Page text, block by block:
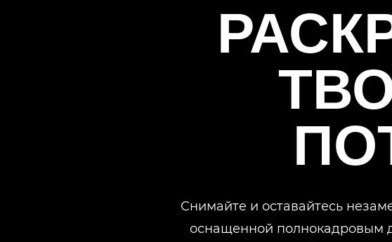
Снимайте и оставайтесь
оснащенной полнокадровым